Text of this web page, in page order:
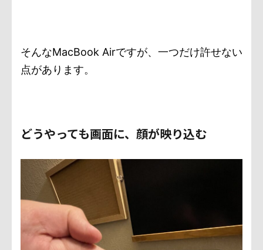
そんなMacBook Airですが、一つだけ許せない
点があります。
どうやっても画面に、顔が映り込む